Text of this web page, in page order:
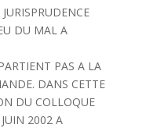
DU MAL A
PAS A LA
DANS CETTE
DU COLLOQUE
2002 A